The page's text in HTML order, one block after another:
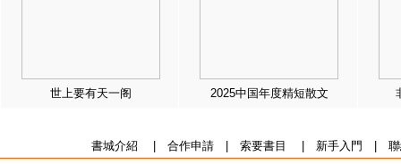
世上要有天一阁 2025中国年度精短散文
書城介紹 合作申請| 索要書目 新手入門